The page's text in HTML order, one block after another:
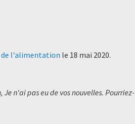
l'alimentation le 18 mai 2020.
n'ai pas eu de vos nouvelles. Pourriez-